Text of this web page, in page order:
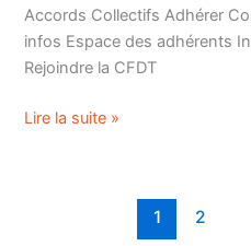
Accords Collectifs Adhérer
infos Espace des adhérents
Rejoindre la CFDT
Lire la suite »
1 2